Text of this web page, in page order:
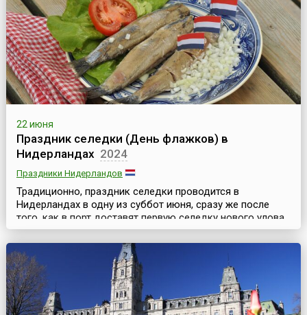
включает в себя несколько замковых зданий,
известный карнавальный зал, уникальный барочный
театр, замковый парк с фонта...
22 июня
Праздник селедки (День флажков) в
Нидерландах 2024
Праздники Нидерландов
Традиционно, праздник селедки проводится в
Нидерландах в одну из суббот июня, сразу же после
того, как в порт доставят первую селедку нового улова.
Этот улов — особенный, поскольку к концу мая сельдь
достигает идеального размера и нагуливает 14
процентов жирности. Этот праздник часто называют
также «День флажков» (нидерл. Vlaggetjesdag). Флажки
фигурируют в названии народных гуляний потому, чт...